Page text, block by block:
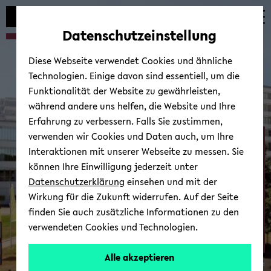
Automatische
vermeiden
zum
wechseln
zum
wechseln
zum
wechseln
Neurocognition and ­
Action - Biomechanics
© Uni­ver­si­tät Bie­le­feld
Datenschutzeinstellung
Diese Webseite verwendet Cookies und ähnliche
Technologien. Einige davon sind essentiell, um die
Funktionalität der Website zu gewährleisten,
während andere uns helfen, die Website und Ihre
Erfahrung zu verbessern. Falls Sie zustimmen,
verwenden wir Cookies und Daten auch, um Ihre
Interaktionen mit unserer Webseite zu messen. Sie
können Ihre Einwilligung jederzeit unter
Datenschutzerklärung einsehen und mit der
Wirkung für die Zukunft widerrufen. Auf der Seite
finden Sie auch zusätzliche Informationen zu den
verwendeten Cookies und Technologien.
Alle akzeptieren